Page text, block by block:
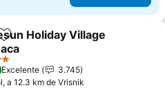
Adicionar aos favoritos
Holiday Village
Excelente
3.745
a 12.3 km de Vrisnik